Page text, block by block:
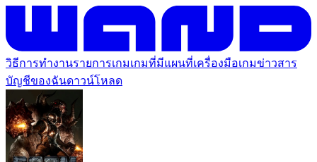
วิธีการทำงานรายการเกมเกมที่มีแผนที่เครื่องมือเกมข่าวสาร
บัญชีของฉันดาวน์โหลด